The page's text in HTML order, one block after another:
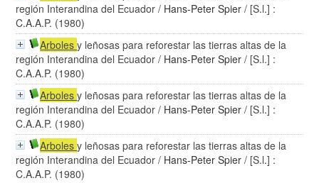
región Interandina del Ecuador / Hans-Peter Spier / [S.l.] :
C.A.A.P. (1980)
Arbolesy leñosas para reforestar las tierras altas de la
región Interandina del Ecuador / Hans-Peter Spier / [S.l.] :
C.A.A.P. (1980)
Arbolesy leñosas para reforestar las tierras altas de la
región Interandina del Ecuador / Hans-Peter Spier / [S.l.] :
C.A.A.P. (1980)
Arbolesy leñosas para reforestar las tierras altas de la
región Interandina del Ecuador / Hans-Peter Spier / [S.l.] :
C.A.A.P. (1980)